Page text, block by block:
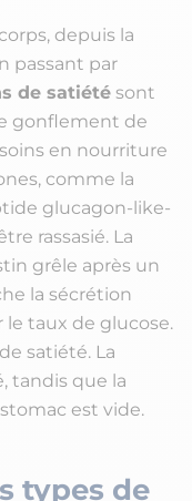
depuis la
passant par
de satiété sont
gonflement de
en nourriture
comme la
glucagon-like-
rassasié. La
grêle après un
la sécrétion
le taux de glucose.
satiété. La
tandis que la
est vide.
types de